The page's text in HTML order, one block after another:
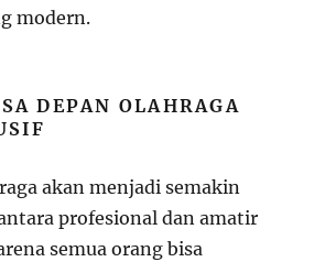
modern.
DEPAN OLAHRAGA
akan menjadi semakin
profesional dan amatir
semua orang bisa